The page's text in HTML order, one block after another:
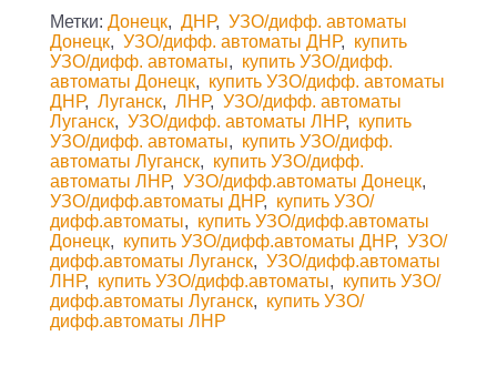
Метки: Донецк, ДНР, УЗО/дифф. автоматы
Донецк, УЗО/дифф. автоматы ДНР, купить
УЗО/дифф. автоматы, купить УЗО/дифф.
автоматы Донецк, купить УЗО/дифф. автоматы
ДНР, Луганск, ЛНР, УЗО/дифф. автоматы
Луганск, УЗО/дифф. автоматы ЛНР, купить
УЗО/дифф. автоматы, купить УЗО/дифф.
автоматы Луганск, купить УЗО/дифф.
автоматы ЛНР, УЗО/дифф.автоматы Донецк,
УЗО/дифф.автоматы ДНР, купить УЗО/
дифф.автоматы, купить УЗО/дифф.автоматы
Донецк, купить УЗО/дифф.автоматы ДНР, УЗО/
дифф.автоматы Луганск, УЗО/дифф.автоматы
ЛНР, купить УЗО/дифф.автоматы, купить УЗО/
дифф.автоматы Луганск, купить УЗО/
дифф.автоматы ЛНР